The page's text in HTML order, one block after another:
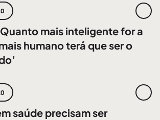
mais inteligente for a
humano terá que ser o
saúde precisam ser